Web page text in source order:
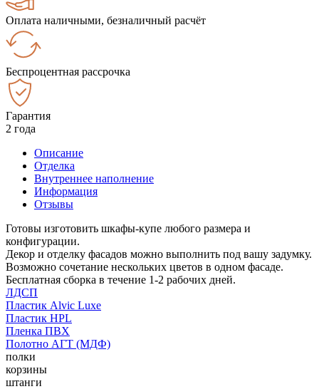
Оплата наличными, безналичный расчёт
Беспроцентная рассрочка
Гарантия
2 года
Описание
Отделка
Внутреннее наполнение
Информация
Отзывы
Готовы изготовить шкафы-купе любого размера и
конфигурации.
Декор и отделку фасадов можно выполнить под вашу задумку.
Возможно сочетание нескольких цветов в одном фасаде.
Бесплатная сборка в течение 1-2 рабочих дней.
ЛДСП
Пластик Alvic Luxe
Пластик HPL
Пленка ПВХ
Полотно АГТ (МДФ)
полки
корзины
штанги